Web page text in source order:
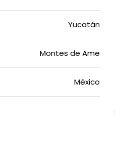
Yucatán
Montes de Ame
México